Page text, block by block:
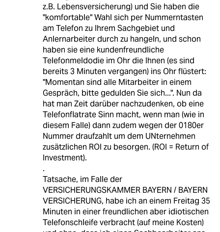
z.B. Lebensversicherung) und Sie haben die
"komfortable" Wahl sich per Nummerntasten
am Telefon zu Ihrem Sachgebiet und
Anlernarbeiter durch zu hangeln, und schon
haben sie eine kundenfreundliche
Telefonmeldodie im Ohr die Ihnen (es sind
bereits 3 Minuten vergangen) ins Ohr flüstert:
"Momentan sind alle Mitarbeiter in einem
Gespräch, bitte gedulden Sie sich...". Nun da
hat man Zeit darüber nachzudenken, ob eine
Telefonflatrate Sinn macht, wenn man (wie in
diesem Falle) dann zudem wegen der 0180er
Nummer draufzahlt um dem UNternehmen
zusätzlichen ROI zu besorgen. (ROI = Return of
Investment).
.
Tatsache, im Falle der
VERSICHERUNGSKAMMER BAYERN / BAYERN
VERSICHERUNG, habe ich an einem Freitag 35
Minuten in einer freundlichen aber idiotischen
Telefonschleife verbracht (auf meine Kosten)